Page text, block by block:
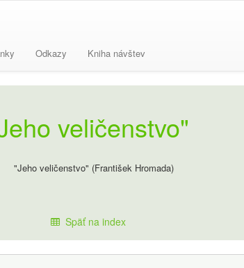
Odkazy Kniha návštev
veličenstvo"
Späť na index